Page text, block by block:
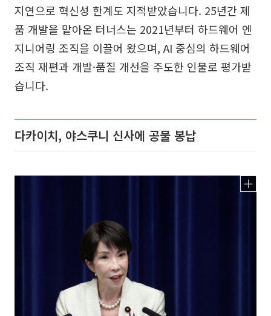
지연으로 혁신성 한계도 지적받았습니다. 25년간 제
품 개발을 맡아온 터너스는 2021년부터 하드웨어 엔
지니어링 조직을 이끌어 왔으며, AI 중심의 하드웨어
조직 재편과 개발·품질 개선을 주도한 인물로 평가받
습니다.
다카이치, 야스쿠니 신사에 공물 봉납